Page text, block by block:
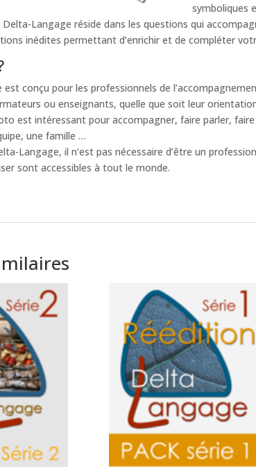
symboliques
Delta-Langage réside dans les questions qui
inédites permettant d’enrichir et de compléter
est conçu pour les professionnels de
ou enseignants, quelle que soit leur
est intéressant pour accompagner, faire parler,
une famille …
Langage, il n’est pas nécessaire d’être un
sont accessibles à tout le monde.